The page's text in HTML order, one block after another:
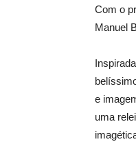
Com o
Manuel
e
uma